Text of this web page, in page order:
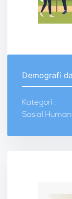
Demografi
Kategori :
Sosial